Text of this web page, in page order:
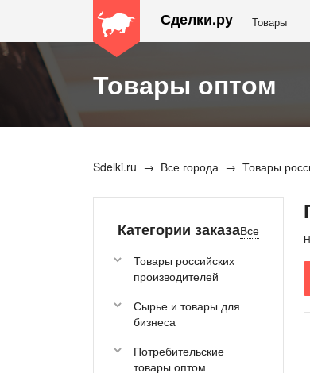
Сделки.ру Товары
Товары оптом
Sdelki.ru Все города Товары
Категории заказаВсе
Товары российских
производителей
Сырье и товары для
бизнеса
Потребительские
товары оптом